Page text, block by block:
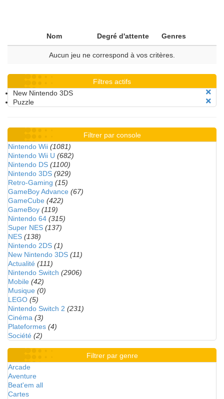
Nom Degré d'attente Genres
Aucun jeu ne correspond à vos critères.
Filtres actifs
New Nintendo 3DS
Puzzle
Filtrer par console
Nintendo Wii (1081)
Nintendo Wii U (682)
Nintendo DS (1100)
Nintendo 3DS (929)
Retro-Gaming (15)
GameBoy Advance (67)
GameCube (422)
GameBoy (119)
Nintendo 64 (315)
Super NES (137)
NES (138)
Nintendo 2DS (1)
New Nintendo 3DS (11)
Actualité (111)
Nintendo Switch (2906)
Mobile (42)
Musique (0)
LEGO (5)
Nintendo Switch 2 (231)
Cinéma (3)
Plateformes (4)
Société (2)
Filtrer par genre
Arcade
Aventure
Beat'em all
Cartes